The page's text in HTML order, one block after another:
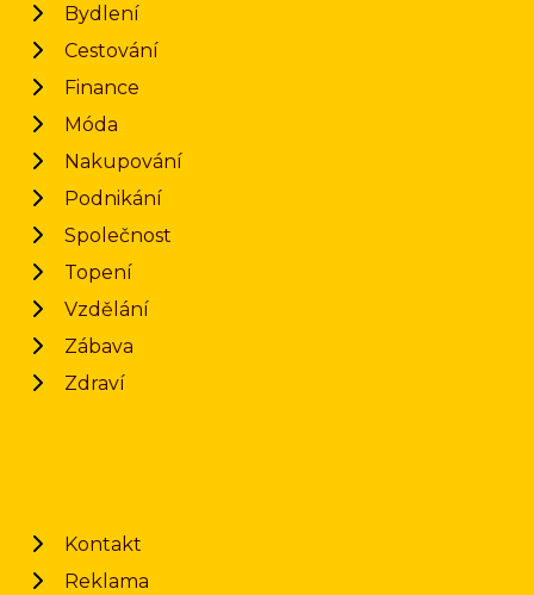
Bydlení
Cestování
Finance
Móda
Nakupování
Podnikání
Společnost
Topení
Vzdělání
Zábava
Zdraví
Kontakt
Reklama